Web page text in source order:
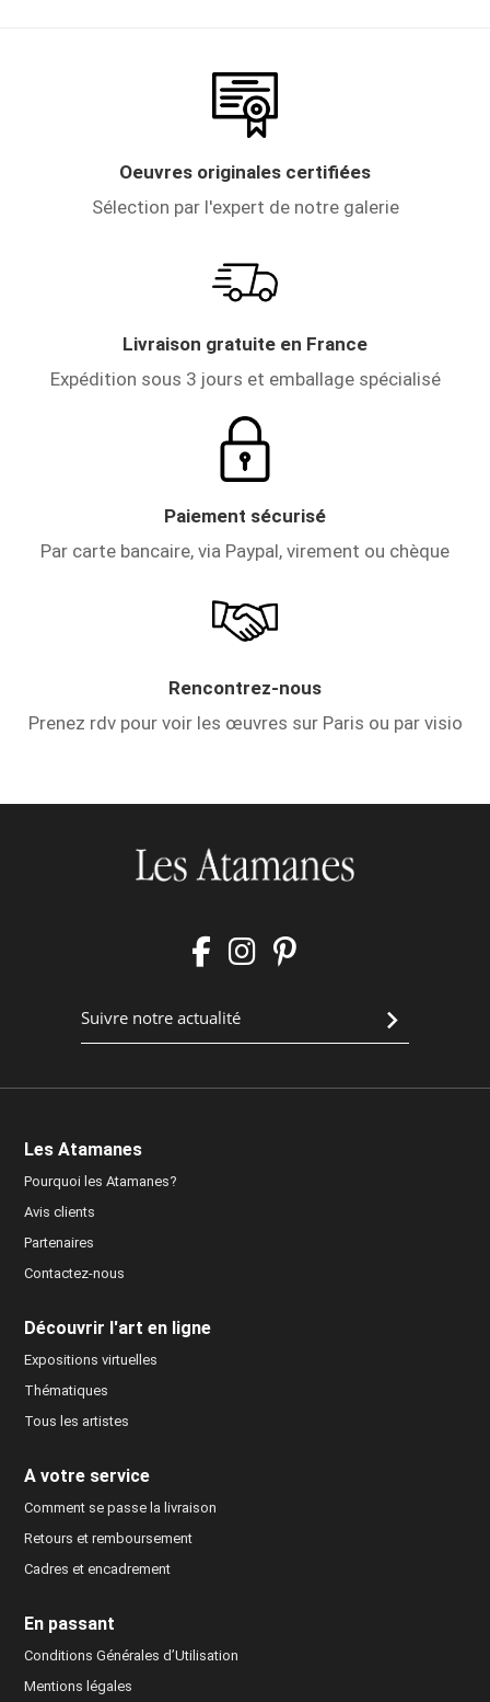
Oeuvres originales certifiées
Sélection par l'expert de notre galerie
Livraison gratuite en France
Expédition sous 3 jours et emballage spécialisé
Paiement sécurisé
Par carte bancaire, via Paypal, virement ou chèque
Rencontrez-nous
Prenez rdv pour voir les œuvres sur Paris ou par visio
Les Atamanes
Pourquoi les Atamanes?
Avis clients
Partenaires
Contactez-nous
Découvrir l'art en ligne
Expositions virtuelles
Thématiques
Tous les artistes
A votre service
Comment se passe la livraison
Retours et remboursement
Cadres et encadrement
En passant
Conditions Générales d’Utilisation
Mentions légales